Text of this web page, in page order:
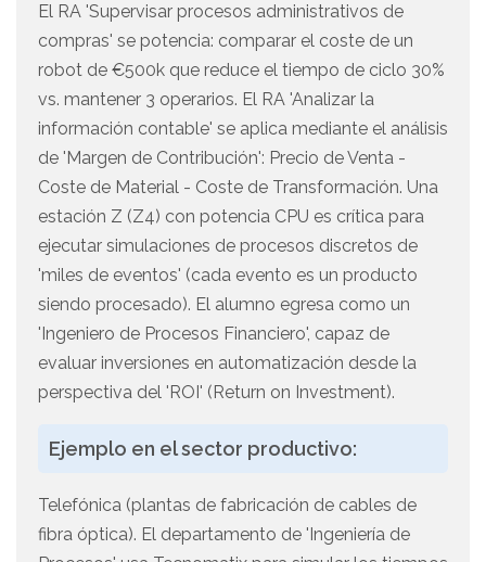
El RA 'Supervisar procesos administrativos de
compras' se potencia: comparar el coste de un
robot de €500k que reduce el tiempo de ciclo 30%
vs. mantener 3 operarios. El RA 'Analizar la
información contable' se aplica mediante el análisis
de 'Margen de Contribución': Precio de Venta -
Coste de Material - Coste de Transformación. Una
estación Z (Z4) con potencia CPU es crítica para
ejecutar simulaciones de procesos discretos de
'miles de eventos' (cada evento es un producto
siendo procesado). El alumno egresa como un
'Ingeniero de Procesos Financiero', capaz de
evaluar inversiones en automatización desde la
perspectiva del 'ROI' (Return on Investment).
Ejemplo en el sector productivo:
Telefónica (plantas de fabricación de cables de
fibra óptica). El departamento de 'Ingeniería de